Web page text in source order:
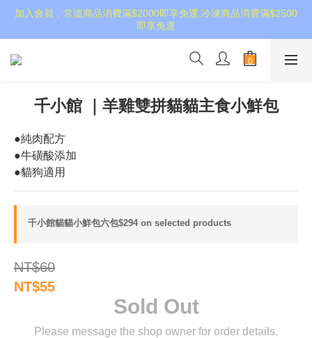
加入會員，常溫商品消費滿$2000即享免運;冷凍商品消費滿$2500
即享免運
千小館 ｜羊雞雙拼貓貓主食小鮮包
●純肉配方
●牛磺酸添加
●貓狗適用
千小館貓貓小鮮包六包$294 on selected products
NT$60
NT$55
Sold Out
Please message the shop owner for order details.